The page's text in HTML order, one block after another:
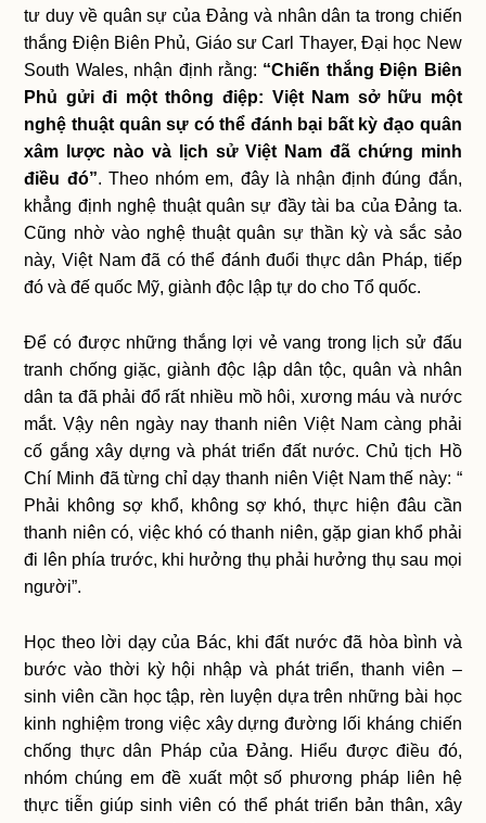
tư duy về quân sự của Đảng và nhân dân ta trong chiến
thắng Điện Biên Phủ, Giáo sư Carl Thayer, Đại học New
South Wales, nhận định rằng: “Chiến thắng Điện Biên
Phủ gửi đi một thông điệp: Việt Nam sở hữu một
nghệ thuật quân sự có thể đánh bại bất kỳ đạo quân
xâm lược nào và lịch sử Việt Nam đã chứng minh
điều đó”. Theo nhóm em, đây là nhận định đúng đắn,
khẳng định nghệ thuật quân sự đầy tài ba của Đảng ta.
Cũng nhờ vào nghệ thuật quân sự thần kỳ và sắc sảo
này, Việt Nam đã có thể đánh đuổi thực dân Pháp, tiếp
đó và đế quốc Mỹ, giành độc lập tự do cho Tổ quốc.
Để có được những thắng lợi vẻ vang trong lịch sử đấu
tranh chống giặc, giành độc lập dân tộc, quân và nhân
dân ta đã phải đổ rất nhiều mồ hôi, xương máu và nước
mắt. Vậy nên ngày nay thanh niên Việt Nam càng phải
cố gắng xây dựng và phát triển đất nước. Chủ tịch Hồ
Chí Minh đã từng chỉ dạy thanh niên Việt Nam thế này: “
Phải không sợ khổ, không sợ khó, thực hiện đâu cần
thanh niên có, việc khó có thanh niên, gặp gian khổ phải
đi lên phía trước, khi hưởng thụ phải hưởng thụ sau mọi
người”.
Học theo lời dạy của Bác, khi đất nước đã hòa bình và
bước vào thời kỳ hội nhập và phát triển, thanh viên –
sinh viên cần học tập, rèn luyện dựa trên những bài học
kinh nghiệm trong việc xây dựng đường lối kháng chiến
chống thực dân Pháp của Đảng. Hiểu được điều đó,
nhóm chúng em đề xuất một số phương pháp liên hệ
thực tiễn giúp sinh viên có thể phát triển bản thân, xây